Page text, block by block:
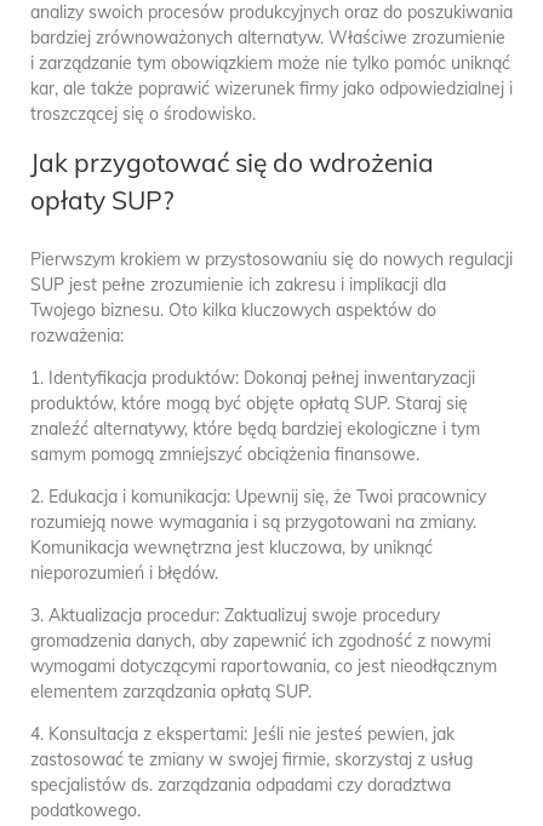
analizy swoich procesów produkcyjnych oraz do poszukiwania
bardziej zrównoważonych alternatyw. Właściwe zrozumienie
i zarządzanie tym obowiązkiem może nie tylko pomóc uniknąć
kar, ale także poprawić wizerunek firmy jako odpowiedzialnej i
troszczącej się o środowisko.
Jak przygotować się do wdrożenia
opłaty SUP?
Pierwszym krokiem w przystosowaniu się do nowych regulacji
SUP jest pełne zrozumienie ich zakresu i implikacji dla
Twojego biznesu. Oto kilka kluczowych aspektów do
rozważenia:
1. Identyfikacja produktów: Dokonaj pełnej inwentaryzacji
produktów, które mogą być objęte opłatą SUP. Staraj się
znaleźć alternatywy, które będą bardziej ekologiczne i tym
samym pomogą zmniejszyć obciążenia finansowe.
2. Edukacja i komunikacja: Upewnij się, że Twoi pracownicy
rozumieją nowe wymagania i są przygotowani na zmiany.
Komunikacja wewnętrzna jest kluczowa, by uniknąć
nieporozumień i błędów.
3. Aktualizacja procedur: Zaktualizuj swoje procedury
gromadzenia danych, aby zapewnić ich zgodność z nowymi
wymogami dotyczącymi raportowania, co jest nieodłącznym
elementem zarządzania opłatą SUP.
4. Konsultacja z ekspertami: Jeśli nie jesteś pewien, jak
zastosować te zmiany w swojej firmie, skorzystaj z usług
specjalistów ds. zarządzania odpadami czy doradztwa
podatkowego.